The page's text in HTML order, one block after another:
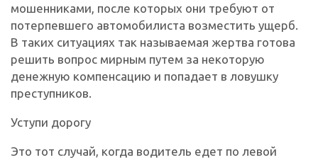
мошенниками, после которых они требуют от
потерпевшего автомобилиста возместить ущерб.
В таких ситуациях так называемая жертва готова
решить вопрос мирным путем за некоторую
денежную компенсацию и попадает в ловушку
преступников.
Уступи дорогу
Это тот случай, когда водитель едет по левой